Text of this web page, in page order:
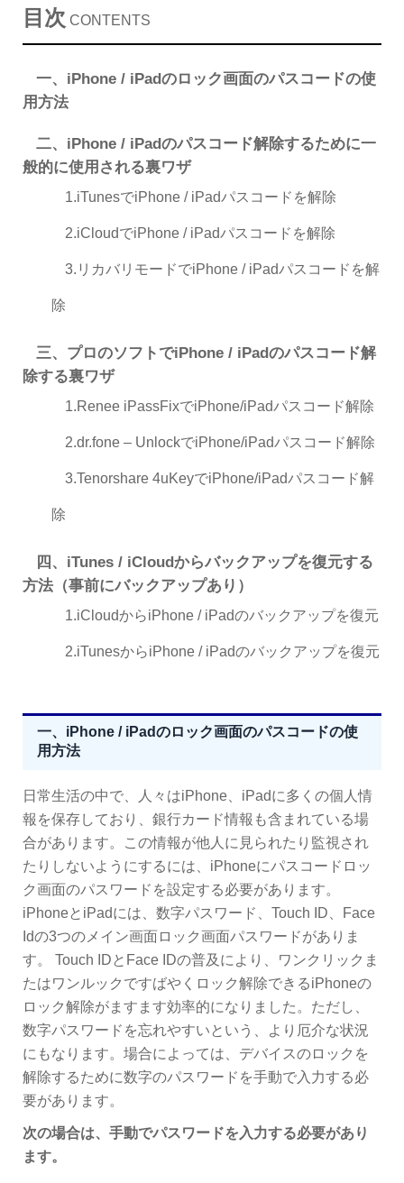
目次 CONTENTS
一、iPhone / iPadのロック画面のパスコードの使
用方法
二、iPhone / iPadのパスコード解除するために一
般的に使用される裏ワザ
1.iTunesでiPhone / iPadパスコードを解除
2.iCloudでiPhone / iPadパスコードを解除
3.リカバリモードでiPhone / iPadパスコードを解
除
三、プロのソフトでiPhone / iPadのパスコード解
除する裏ワザ
1.Renee iPassFixでiPhone/iPadパスコード解除
2.dr.fone – UnlockでiPhone/iPadパスコード解除
3.Tenorshare 4uKeyでiPhone/iPadパスコード解
除
四、iTunes / iCloudからバックアップを復元する
方法（事前にバックアップあり）
1.iCloudからiPhone / iPadのバックアップを復元
2.iTunesからiPhone / iPadのバックアップを復元
一、iPhone / iPadのロック画面のパスコードの使
用方法
日常生活の中で、人々はiPhone、iPadに多くの個人情
報を保存しており、銀行カード情報も含まれている場
合があります。この情報が他人に見られたり監視され
たりしないようにするには、iPhoneにパスコードロッ
ク画面のパスワードを設定する必要があります。
iPhoneとiPadには、数字パスワード、Touch ID、Face
Idの3つのメイン画面ロック画面パスワードがありま
す。 Touch IDとFace IDの普及により、ワンクリックま
たはワンルックですばやくロック解除できるiPhoneの
ロック解除がますます効率的になりました。ただし、
数字パスワードを忘れやすいという、より厄介な状況
にもなります。場合によっては、デバイスのロックを
解除するために数字のパスワードを手動で入力する必
要があります。
次の場合は、手動でパスワードを入力する必要があり
ます。